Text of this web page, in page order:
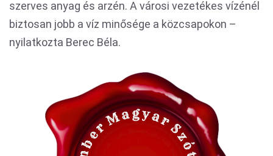
szerves anyag és arzén. A városi vezetékes vízénél
biztosan jobb a víz minősége a közcsapokon –
nyilatkozta Berec Béla.